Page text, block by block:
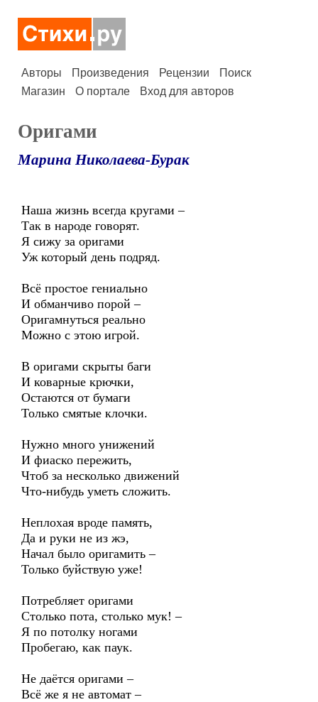
Авторы Произведения Рецензии
Поиск
Магазин
О портале Вход для авторов
Оригами
Марина Николаева-Бурак
Наша жизнь всегда кругами –
Так в народе говорят.
Я сижу за оригами
Уж который день подряд.
Всё простое гениально
И обманчиво порой –
Оригамнуться реально
Можно с этою игрой.
В оригами скрыты баги
И коварные крючки,
Остаются от бумаги
Только смятые клочки.
Нужно много унижений
И фиаско пережить,
Чтоб за несколько движений
Что-нибудь уметь сложить.
Неплохая вроде память,
Да и руки не из жэ,
Начал было оригамить –
Только буйствую уже!
Потребляет оригами
Столько пота, столько мук! –
Я по потолку ногами
Пробегаю, как паук.
Не даётся оригами –
Всё же я не автомат –